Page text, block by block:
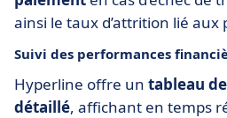
ainsi le taux d’attrition lié
Suivi des performances
Hyperline offre un tableau
détaillé, affichant en temps